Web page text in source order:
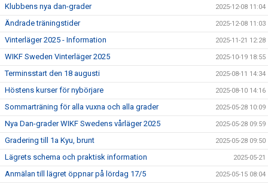
Klubbens nya dan-grader 2025-12-08 11:04
Ändrade träningstider 2025-12-08 11:03
Vinterläger 2025 - Information 2025-11-21 12:28
WIKF Sweden Vinterläger 2025 2025-10-19 18:55
Terminsstart den 18 augusti 2025-08-11 14:34
Höstens kurser för nybörjare 2025-08-10 14:16
Sommarträning för alla vuxna och alla grader 2025-05-28 10:09
Nya Dan-grader WIKF Swedens vårläger 2025 2025-05-28 09:59
Gradering till 1a Kyu, brunt 2025-05-28 09:50
Lägrets schema och praktisk information 2025-05-21
Anmälan till lägret öppnar på lördag 17/5 2025-05-15 08:04